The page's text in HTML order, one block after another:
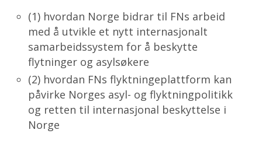
(1) hvordan Norge bidrar til FNs arbeid
med å utvikle et nytt internasjonalt
samarbeidssystem for å beskytte
flytninger og asylsøkere
(2) hvordan FNs flyktningeplattform kan
påvirke Norges asyl- og flyktningpolitikk
og retten til internasjonal beskyttelse i
Norge